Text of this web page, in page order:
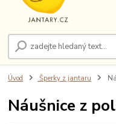
Úvod Šperky z jantaru
Náušnice z